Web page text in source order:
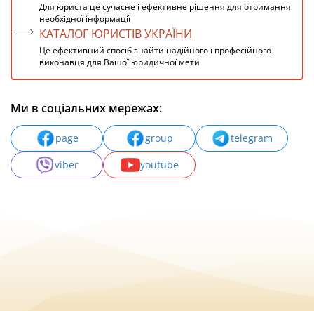
Для юриста це сучасне і ефективне рішення для отримання
необхідної інформації
КАТАЛОГ ЮРИСТІВ УКРАЇНИ
Це ефективний спосіб знайти надійного і професійного
виконавця для Вашої юридичної мети
Ми в соціальних мережах:
page group
telegram
viber
youtube